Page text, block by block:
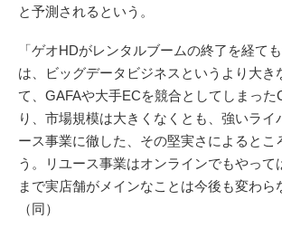
と予測されるという。
「ゲオHDがレンタルブームの終了を経て
は、ビッグデータビジネスというより大き
て、GAFAや大手ECを競合としてしまった
り、市場規模は大きくなくとも、強いライ
ース事業に徹した、その堅実さによるとこ
う。リユース事業はオンラインでもやって
まで実店舗がメインなことは今後も変わら
（同）